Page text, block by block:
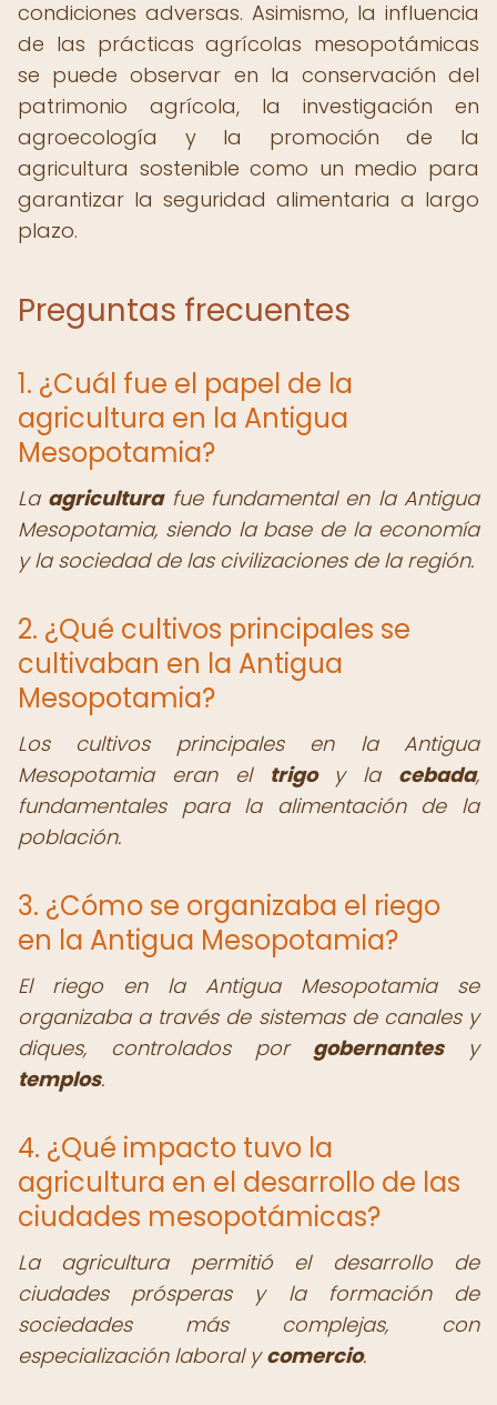
condiciones adversas. Asimismo, la influencia
de las prácticas agrícolas mesopotámicas
se puede observar en la conservación del
patrimonio agrícola, la investigación en
agroecología y la promoción de la
agricultura sostenible como un medio para
garantizar la seguridad alimentaria a largo
plazo.
Preguntas frecuentes
1. ¿Cuál fue el papel de la
agricultura en la Antigua
Mesopotamia?
La agriculturafue fundamental en la Antigua
Mesopotamia, siendo la base de la economía
y la sociedad de las civilizaciones de la región.
2. ¿Qué cultivos principales se
cultivaban en la Antigua
Mesopotamia?
Los cultivos principales en la Antigua
Mesopotamia eran el trigoy la cebada,
fundamentales para la alimentación de la
población.
3. ¿Cómo se organizaba el riego
en la Antigua Mesopotamia?
El riego en la Antigua Mesopotamia se
organizaba a través de sistemas de canales y
diques, controlados por gobernantesy
templos.
4. ¿Qué impacto tuvo la
agricultura en el desarrollo de las
ciudades mesopotámicas?
La agricultura permitió el desarrollo de
ciudades prósperas y la formación de
sociedades más complejas, con
especialización laboral ycomercio.